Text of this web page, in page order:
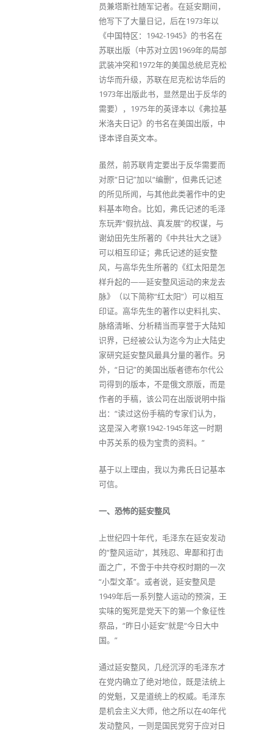
员兼塔斯社随军记者。在延安期间，
他写下了大量日记，后在1973年以
《中国特区：1942-1945》的书名在
苏联出版（中苏对立因1969年的局部
武装冲突和1972年的美国总统尼克松
访华而升级，苏联在尼克松访华后的
1973年出版此书，显然是出于反华的
需要），1975年的英译本以《弗拉基
米洛夫日记》的书名在美国出版，中
译本译自英文本。
虽然，前苏联肯定要出于反华需要而
对原“日记”加以“编删”，但弗氏记述
的所见所闻，与其他此类著作中的史
料基本吻合。比如，弗氏记述的毛泽
东玩弄“假抗战、真发展”的权谋，与
谢幼田先生所著的《中共壮大之谜》
可以相互印证；弗氏记述的延安整
风，与高华先生所著的《红太阳是怎
样升起的——延安整风运动的来龙去
脉》（以下简称“红太阳”）可以相互
印证。高华先生的著作以史料扎实、
脉络清晰、分析精当而享誉于大陆知
识界，已经被公认为迄今为止大陆史
家研究延安整风最具分量的著作。另
外，“日记”的美国出版者德布尔代公
司得到的版本，不是俄文原版，而是
作者的手稿，该公司在出版说明中指
出：“读过这份手稿的专家们认为，
这是深入考察1942-1945年这一时期
中苏关系的极为宝贵的资料。”
基于以上理由，我以为弗氏日记基本
可信。
一、恐怖的延安整风
上世纪四十年代，毛泽东在延安发动
的“整风运动”，其残忍、卑鄙和打击
面之广，不啻于中共夺权时期的一次
“小型文革”。或者说，延安整风是
1949年后一系列整人运动的预演，王
实味的冤死是党天下的第一个象征性
祭品，“昨日小延安”就是“今日大中
国。”
通过延安整风，几经沉浮的毛泽东才
在党内确立了绝对地位，既是法统上
的党魁，又是道统上的权威。毛泽东
是机会主义大师，他之所以在40年代
发动整风，一则是国民党穷于应对日